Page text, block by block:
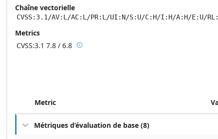
Chaîne vectorielle
CVSS:3.1/AV:L/AC:L/PR:L/UI:N/S:U/C:H/I:H/A:H/E:U/
Metrics
CVSS:3.1 7.8 / 6.8 Base score metrics: 7.8 / Temporal score
Metric
 Métriques d’évaluation de base (8)